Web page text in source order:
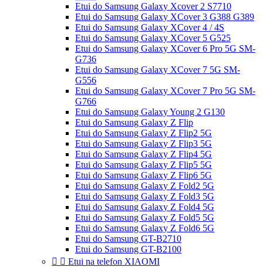
Etui do Samsung Galaxy Xcover 2 S7710
Etui do Samsung Galaxy XCover 3 G388 G389
Etui do Samsung Galaxy XCover 4 / 4S
Etui do Samsung Galaxy XCover 5 G525
Etui do Samsung Galaxy XCover 6 Pro 5G SM-
G736
Etui do Samsung Galaxy XCover 7 5G SM-
G556
Etui do Samsung Galaxy XCover 7 Pro 5G SM-
G766
Etui do Samsung Galaxy Young 2 G130
Etui do Samsung Galaxy Z Flip
Etui do Samsung Galaxy Z Flip2 5G
Etui do Samsung Galaxy Z Flip3 5G
Etui do Samsung Galaxy Z Flip4 5G
Etui do Samsung Galaxy Z Flip5 5G
Etui do Samsung Galaxy Z Flip6 5G
Etui do Samsung Galaxy Z Fold2 5G
Etui do Samsung Galaxy Z Fold3 5G
Etui do Samsung Galaxy Z Fold4 5G
Etui do Samsung Galaxy Z Fold5 5G
Etui do Samsung Galaxy Z Fold6 5G
Etui do Samsung GT-B2710
Etui do Samsung GT-B2100
  Etui na telefon XIAOMI